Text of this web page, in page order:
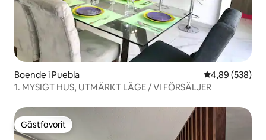
Boende i Puebla 4,89 av 5 i
4,89 (538)
1. MYSIGT HUS, UTMÄRKT LÄGE / VI FÖRSÄLJER
Gästfavorit
Gästfavorit